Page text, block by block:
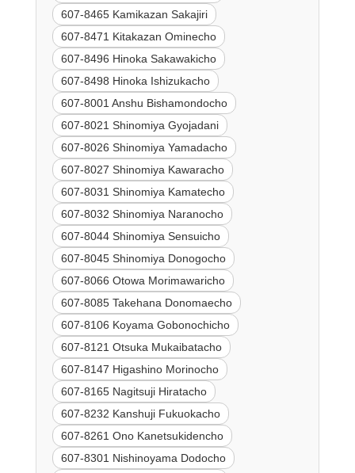
607-8465 Kamikazan Sakajiri
607-8471 Kitakazan Ominecho
607-8496 Hinoka Sakawakicho
607-8498 Hinoka Ishizukacho
607-8001 Anshu Bishamondocho
607-8021 Shinomiya Gyojadani
607-8026 Shinomiya Yamadacho
607-8027 Shinomiya Kawaracho
607-8031 Shinomiya Kamatecho
607-8032 Shinomiya Naranocho
607-8044 Shinomiya Sensuicho
607-8045 Shinomiya Donogocho
607-8066 Otowa Morimawaricho
607-8085 Takehana Donomaecho
607-8106 Koyama Gobonochicho
607-8121 Otsuka Mukaibatacho
607-8147 Higashino Morinocho
607-8165 Nagitsuji Hiratacho
607-8232 Kanshuji Fukuokacho
607-8261 Ono Kanetsukidencho
607-8301 Nishinoyama Dodocho